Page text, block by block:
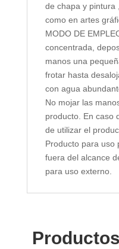
de chapa y pintura
como en artes
MODO DE
concentrada,
manos una
frotar hasta
con agua
No mojar las
producto. En caso
de utilizar el
Producto para uso
fuera del alcance
para uso externo.